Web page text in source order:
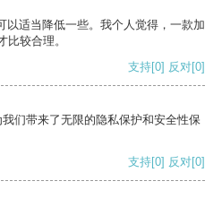
以适当降低一些。我个人觉得，一款加
比较合理。
支持[0] 反对[0]
们带来了无限的隐私保护和安全性保
支持[0] 反对[0]